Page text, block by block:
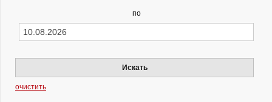
по
Искать
очистить